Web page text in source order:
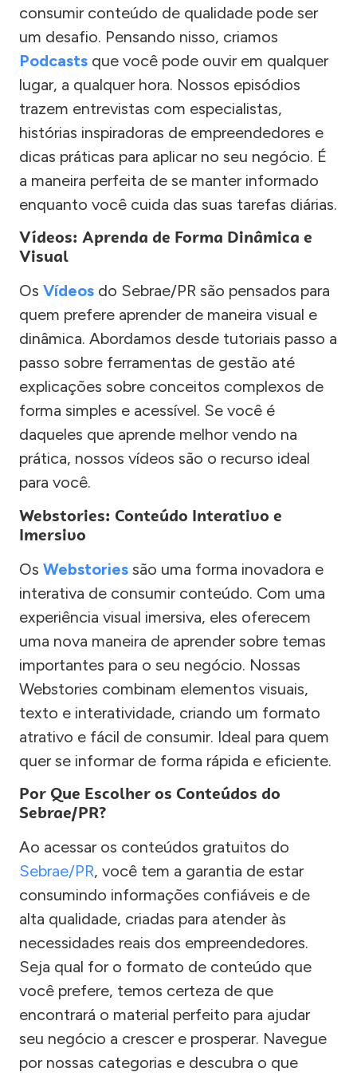
consumir conteúdo de qualidade pode ser
um desafio. Pensando nisso, criamos
Podcasts que você pode ouvir em qualquer
lugar, a qualquer hora. Nossos episódios
trazem entrevistas com especialistas,
histórias inspiradoras de empreendedores e
dicas práticas para aplicar no seu negócio. É
a maneira perfeita de se manter informado
enquanto você cuida das suas tarefas diárias.
Vídeos: Aprenda de Forma Dinâmica e
Visual
Os Vídeos do Sebrae/PR são pensados para
quem prefere aprender de maneira visual e
dinâmica. Abordamos desde tutoriais passo a
passo sobre ferramentas de gestão até
explicações sobre conceitos complexos de
forma simples e acessível. Se você é
daqueles que aprende melhor vendo na
prática, nossos vídeos são o recurso ideal
para você.
Webstories: Conteúdo Interativo e
Imersivo
Os Webstories são uma forma inovadora e
interativa de consumir conteúdo. Com uma
experiência visual imersiva, eles oferecem
uma nova maneira de aprender sobre temas
importantes para o seu negócio. Nossas
Webstories combinam elementos visuais,
texto e interatividade, criando um formato
atrativo e fácil de consumir. Ideal para quem
quer se informar de forma rápida e eficiente.
Por Que Escolher os Conteúdos do
Sebrae/PR?
Ao acessar os conteúdos gratuitos do
Sebrae/PR, você tem a garantia de estar
consumindo informações confiáveis e de
alta qualidade, criadas para atender às
necessidades reais dos empreendedores.
Seja qual for o formato de conteúdo que
você prefere, temos certeza de que
encontrará o material perfeito para ajudar
seu negócio a crescer e prosperar. Navegue
por nossas categorias e descubra o que